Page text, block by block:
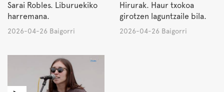
Sarai Robles. Liburuekiko
harremana.
2026-04-26 Baigorri
Hirurak. Haur txokoa
girotzen laguntzaile bila.
2026-04-26 Baigorri